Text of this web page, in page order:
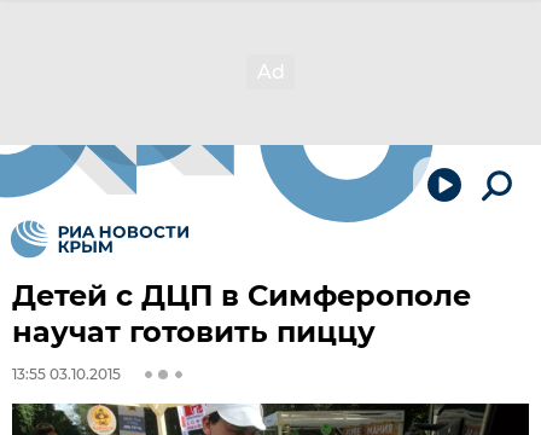
Детей с ДЦП в Симферополе
научат готовить пиццу
13:55 03.10.2015